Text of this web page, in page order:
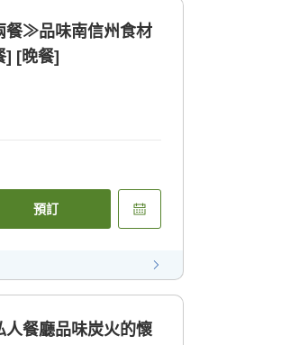
餐≫品味南信州食材
] [晚餐]
預訂
餐廳品味炭火的懷